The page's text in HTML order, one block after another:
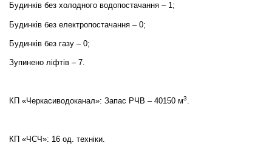
Будинків без холодного водопостачання – 1;
Будинків без електропостачання – 0;
Будинків без газу – 0;
Зупинено ліфтів – 7.
КП «Черкасиводоканал»: Запас РЧВ – 40150 м3.
КП «ЧСЧ»: 16 од. техніки.